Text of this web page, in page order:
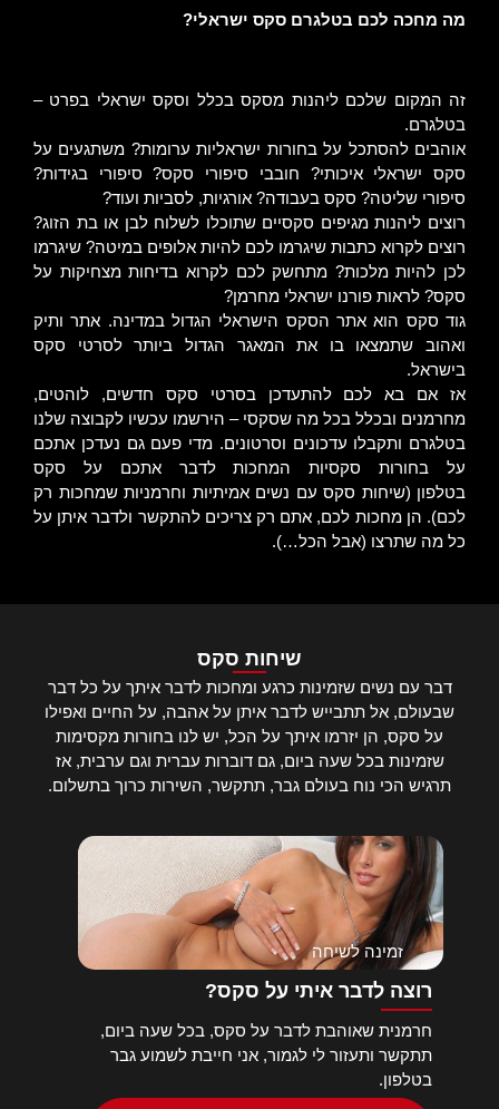
מה מחכה לכם בטלגרם סקס ישראלי?
זה המקום שלכם ליהנות מסקס בכלל וסקס ישראלי בפרט –
בטלגרם.
אוהבים להסתכל על בחורות ישראליות ערומות? משתגעים על
סקס ישראלי איכותי? חובבי סיפורי סקס? סיפורי בגידות?
סיפורי שליטה? סקס בעבודה? אורגיות, לסביות ועוד?
רוצים ליהנות מגיפים סקסיים שתוכלו לשלוח לבן או בת הזוג?
רוצים לקרוא כתבות שיגרמו לכם להיות אלופים במיטה? שיגרמו
לכן להיות מלכות? מתחשק לכם לקרוא בדיחות מצחיקות על
סקס? לראות פורנו ישראלי מחרמן?
גוד סקס הוא אתר הסקס הישראלי הגדול במדינה. אתר ותיק
ואהוב שתמצאו בו את המאגר הגדול ביותר לסרטי סקס
בישראל.
אז אם בא לכם להתעדכן בסרטי סקס חדשים, לוהטים,
מחרמנים ובכלל בכל מה שסקסי – הירשמו עכשיו לקבוצה שלנו
בטלגרם ותקבלו עדכונים וסרטונים. מדי פעם גם נעדכן אתכם
על בחורות סקסיות המחכות לדבר אתכם על סקס
בטלפון (שיחות סקס עם נשים אמיתיות וחרמניות שמחכות רק
לכם). הן מחכות לכם, אתם רק צריכים להתקשר ולדבר איתן על
כל מה שתרצו (אבל הכל…).
שיחות סקס
דבר עם נשים שזמינות כרגע ומחכות לדבר איתך על כל דבר
שבעולם, אל תתבייש לדבר איתן על אהבה, על החיים ואפילו
על סקס, הן יזרמו איתך על הכל, יש לנו בחורות מקסימות
שזמינות בכל שעה ביום, גם דוברות עברית וגם ערבית, אז
תרגיש הכי נוח בעולם גבר, תתקשר, השירות כרוך בתשלום.
זמינה לשיחה
רוצה לדבר איתי על סקס?
חרמנית שאוהבת לדבר על סקס, בכל שעה ביום,
תתקשר ותעזור לי לגמור, אני חייבת לשמוע גבר
בטלפון.